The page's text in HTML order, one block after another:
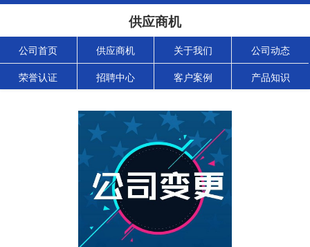
供应商机
公司首页 供应商机 关于我们 公司动态
荣誉认证 招聘中心 客户案例 产品知识